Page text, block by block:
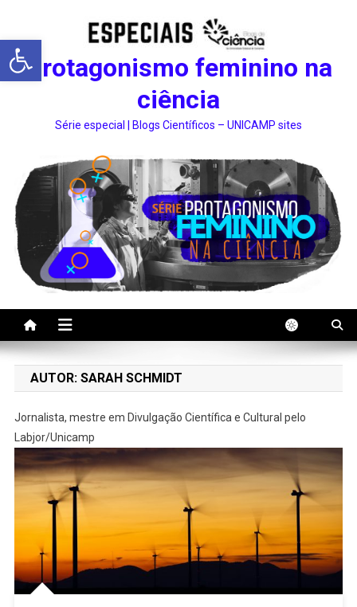
Abrir a barra de ferramentas
Protagonismo feminino na
ciência
Série especial | Blogs Científicos – UNICAMP sites
AUTOR: SARAH SCHMIDT
Jornalista, mestre em Divulgação Científica e Cultural pelo
Labjor/Unicamp